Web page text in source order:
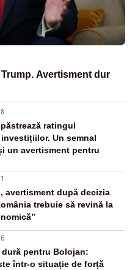
Avertisment dur
ratingul
Un semnal
un avertisment pentru
avertisment după decizia
trebuie să revină la
dură pentru Bolojan:
într-o situație de forță